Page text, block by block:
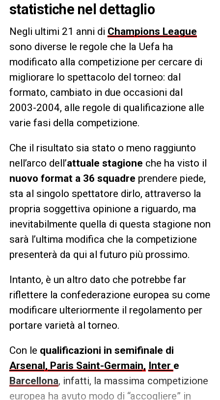
statistiche nel dettaglio
Negli ultimi 21 anni di Champions League
sono diverse le regole che la Uefa ha
modificato alla competizione per cercare di
migliorare lo spettacolo del torneo: dal
formato, cambiato in due occasioni dal
2003-2004, alle regole di qualificazione alle
varie fasi della competizione.
Che il risultato sia stato o meno raggiunto
nell’arco dell’attuale stagione che ha visto il
nuovo format a 36 squadre prendere piede,
sta al singolo spettatore dirlo, attraverso la
propria soggettiva opinione a riguardo, ma
inevitabilmente quella di questa stagione non
sarà l’ultima modifica che la competizione
presenterà da qui al futuro più prossimo.
Intanto, è un altro dato che potrebbe far
riflettere la confederazione europea su come
modificare ulteriormente il regolamento per
portare varietà al torneo.
Con le qualificazioni in semifinale di
Arsenal, Paris Saint-Germain, Inter e
Barcellona, infatti, la massima competizione
europea ha avuto modo di “accogliere” in